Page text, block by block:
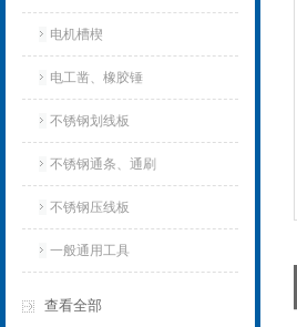
电机槽楔
电工凿、橡胶锤
不锈钢划线板
不锈钢通条、通刷
不锈钢压线板
一般通用工具
查看全部